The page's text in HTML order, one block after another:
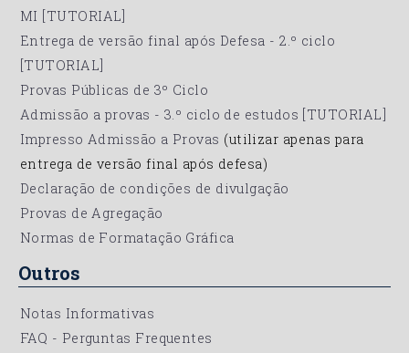
MI
[TUTORIAL]
Entrega de versão final após Defesa - 2.º ciclo
[TUTORIAL]
Provas Públicas de 3º Ciclo
Admissão a provas - 3.º ciclo de estudos [TUTORIAL]
Impresso Admissão a Provas (utilizar apenas para
entrega de versão final após defesa)
Declaração de condições de divulgação
Provas de Agregação
Normas de Formatação Gráfica
Outros
Notas Informativas
FAQ - Perguntas Frequentes